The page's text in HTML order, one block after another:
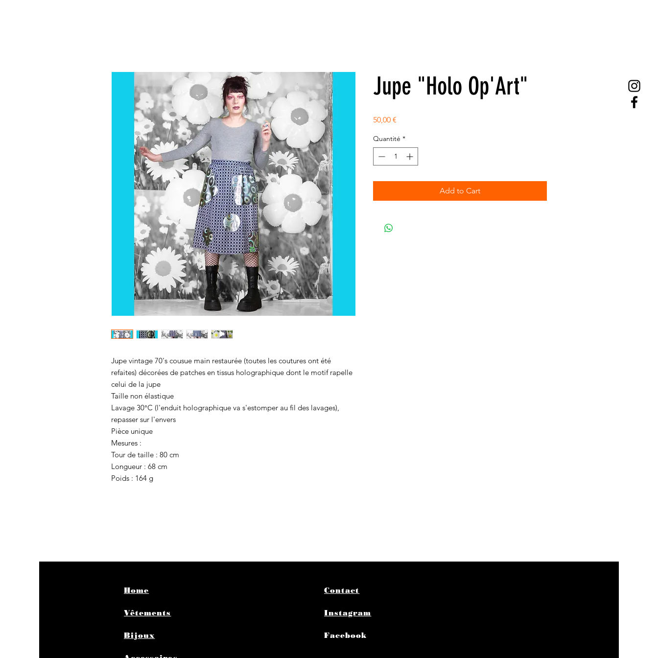
Jupe vintage 70's cousue main restaurée (toutes les coutures ont été
refaites) décorées de patches en tissus holographique dont le motif rapelle
celui de la jupe
Taille non élastique
Lavage 30°C (l'enduit holographique va s'estomper au fil des lavages),
repasser sur l'envers
Pièce unique
Mesures :
Tour de taille : 80 cm
Longueur : 68 cm
Poids : 164 g
Jupe "Holo Op'Art"
50,00 €
Quantité *
Add to Cart
Home
Vêtements
Bijoux
Contact
Instagram
Facebook